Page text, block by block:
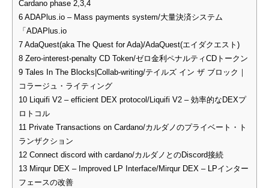
Cardano phase 2,3,4
6 ADAPlus.io – Mass payments system/大量決済システム
「ADAPlus.io
7 AdaQuest(aka The Quest for Ada)/AdaQuest(エイダクエスト)
8 Zero-interest-penalty CD Token/ゼロ金利ペナルティCDトークン
9 Tales In The Blocks|Collab-writing/テイルズ イン ザ ブロック｜
コラージュ・ライティング
10 Liquifi V2 – efficient DEX protocol/Liquifi V2 – 効率的なDEXプ
ロトコル
11 Private Transactions on Cardano/カルダノのプライベート・ト
ランザクション
12 Connect discord with cardano/カルダノとのDiscord接続
13 Mirqur DEX – Improved LP Interface/Mirqur DEX – LPインター
フェースの改善